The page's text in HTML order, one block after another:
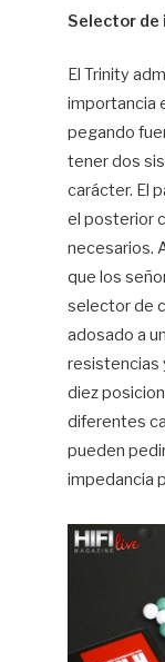
Selector de
El Trinity
importancia
pegando
tener dos
carácter. El
el posterior
necesarios.
que los
selector de
adosado a
resistencias
diez
diferentes
pueden
impedancia